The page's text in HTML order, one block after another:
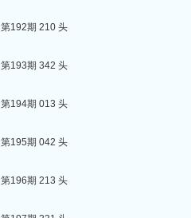
第192期 210 头
第193期 342 头
第194期 013 头
第195期 042 头
第196期 213 头